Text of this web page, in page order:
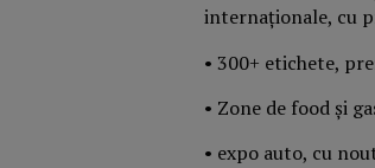
internaționale, cu
• 300+ etichete,
• Zone de food și
• expo auto, cu